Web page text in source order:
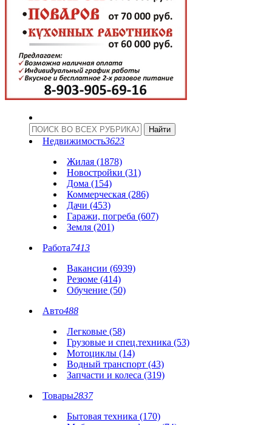
Недвижимость3623
Жилая (1878)
Новостройки (31)
Дома (154)
Коммерческая (286)
Дачи (453)
Гаражи, погреба (607)
Земля (201)
Работа7413
Вакансии (6939)
Резюме (414)
Обучение (50)
Авто488
Легковые (58)
Грузовые и спец.техника (53)
Мотоциклы (14)
Водный транспорт (43)
Запчасти и колеса (319)
Товары2837
Бытовая техника (170)